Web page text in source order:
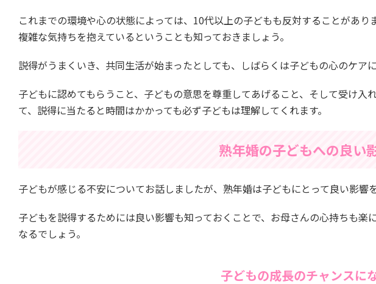
これまでの環境や心の状態によっては、10代以上の子どもも反対することがあ
複雑な気持ちを抱えているということも知っておきましょう。
説得がうまくいき、共同生活が始まったとしても、しばらくは子どもの心のケア
子どもに認めてもらうこと、子どもの意思を尊重してあげること、そして受け入
て、説得に当たると時間はかかっても必ず子どもは理解してくれます。
熟年婚の子どもへの良い
子どもが感じる不安についてお話しましたが、熟年婚は子どもにとって良い影響
子どもを説得するためには良い影響も知っておくことで、お母さんの心持ちも楽
なるでしょう。
子どもの成長のチャンスに